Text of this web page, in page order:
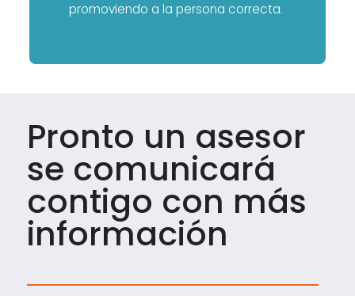
promoviendo a la persona correcta.
Pronto un asesor
se comunicará
contigo con más
información